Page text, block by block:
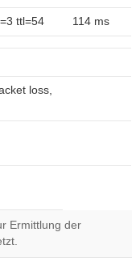
ttl=54 114 ms
loss,
Ermittlung der